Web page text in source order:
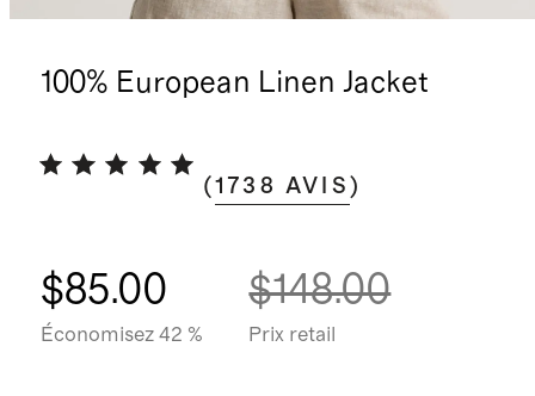
100% European Linen Jacket
(1738 AVIS )
$85.00
Économisez 42 %
$148.00
Prix retail